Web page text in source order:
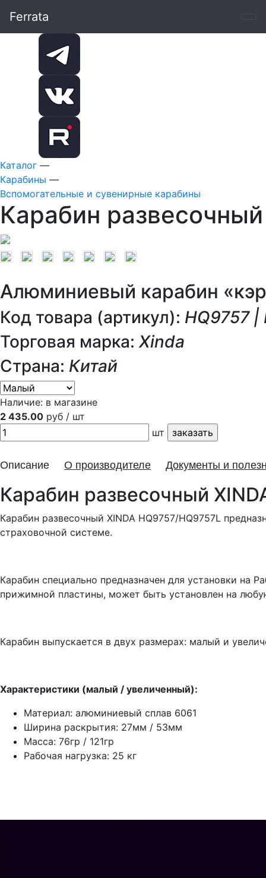
Ferrata
Каталог —
Карабины —
Вспомогательные и сувенирные карабины
Карабин
Алюминиевый карабин
Код товара (артикул): HQ9757 |
Торговая марка:Xinda
Страна: Китай
Наличие: в магазине
2 435.00 руб / шт
шт
Описание О производителе Документы и
Карабин развесочный
Карабин развесочный XINDA HQ9757/HQ9757L
страховочной системе.
Карабин специально предназначен для установки на
прижимной пластины, может быть установлен на
Карабин выпускается в двух размерах: малый и
Характеристики (малый / увеличенный):
Материал: алюминиевый сплав 6061
Ширина раскрытия: 27мм / 53мм
Масса: 76гр / 121гр
Рабочая нагрузка: 25 кг